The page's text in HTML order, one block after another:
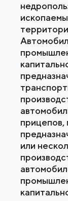
прицепов,
или